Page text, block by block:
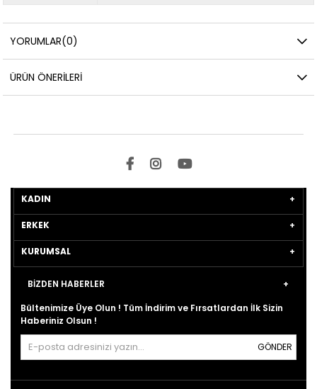
YORUMLAR(0)
ÜRÜN ÖNERILERI
KADIN
ERKEK
KURUMSAL
BİZDEN HABERLER
Bültenimize Üye Olun ! Tüm İndirim ve Fırsatlardan İlk Sizin
Haberiniz Olsun !
GÖNDER